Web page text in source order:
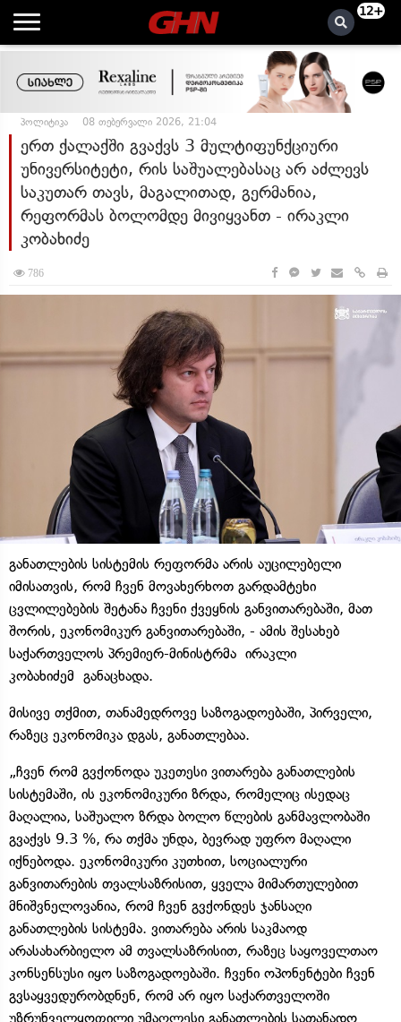
12+
პოლიტიკა 08 თებერვალი 2026, 21:04
ერთ ქალაქში გვაქვს 3 მულტიფუნქციური
უნივერსიტეტი, რის საშუალებასაც არ აძლევს
საკუთარ თავს, მაგალითად, გერმანია,
რეფორმას ბოლომდე მივიყვანთ - ირაკლი
კობახიძე
786
განათლების სისტემის რეფორმა არის აუცილებელი
იმისათვის, რომ ჩვენ მოვახერხოთ გარდამტეხი
ცვლილებების შეტანა ჩვენი ქვეყნის განვითარებაში, მათ
შორის, ეკონომიკურ განვითარებაში, - ამის შესახებ
საქართველოს პრემიერ-მინისტრმა ირაკლი
კობახიძემ განაცხადა.
მისივე თქმით, თანამედროვე საზოგადოებაში, პირველი,
რაზეც ეკონომიკა დგას, განათლებაა.
„ჩვენ რომ გვქონოდა უკეთესი ვითარება განათლების
სისტემაში, ის ეკონომიკური ზრდა, რომელიც ისედაც
მაღალია, საშუალო ზრდა ბოლო წლების განმავლობაში
გვაქვს 9.3 %, რა თქმა უნდა, ბევრად უფრო მაღალი
იქნებოდა. ეკონომიკური კუთხით, სოციალური
განვითარების თვალსაზრისით, ყველა მიმართულებით
მნიშვნელოვანია, რომ ჩვენ გვქონდეს ჯანსაღი
განათლების სისტემა. ვითარება არის საკმაოდ
არასახარბიელო ამ თვალსაზრისით, რაზეც საყოველთაო
კონსენსუსი იყო საზოგადოებაში. ჩვენი ოპონენტები ჩვენ
გვსაყვედურობდნენ, რომ არ იყო საქართველოში
უზრუნველყოფილი უმაღლესი განათლების სათანადო